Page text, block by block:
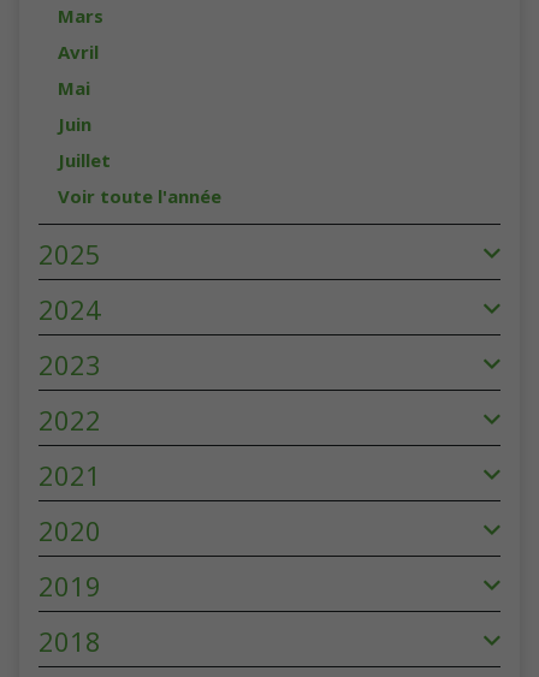
Mars
Avril
Mai
Juin
Juillet
Voir toute l'année
2025
2024
2023
2022
2021
2020
2019
2018